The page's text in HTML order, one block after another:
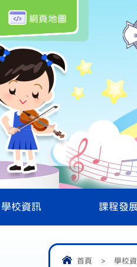
網頁地圖
學校資訊 課程發
首頁 > 學校